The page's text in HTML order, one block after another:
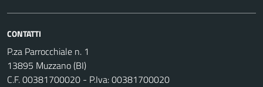
CONTATTI
P.za Parrocchiale n. 1
13895 Muzzano (BI)
C.F. 00381700020 - P.Iva: 00381700020